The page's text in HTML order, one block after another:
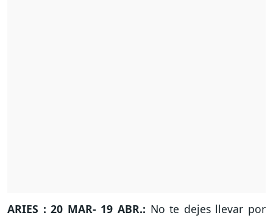
ARIES : 20 MAR- 19 ABR.: No te dejes llevar por